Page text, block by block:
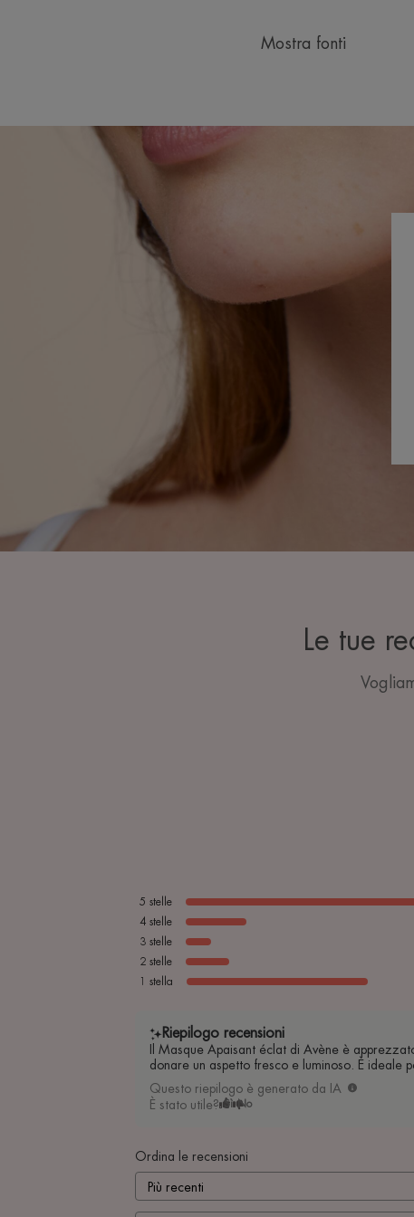
Mostra fonti
Le tue
5 stelle
4 stelle
3 stelle
2 stelle
stella
Riepilogo recensioni
Il Masque Apaisant éclat di Avène è
donare un aspetto fresco e luminoso. È ideale
Questo riepilogo è generato da IA
È stato utile? Sì No
Ordina le recensioni